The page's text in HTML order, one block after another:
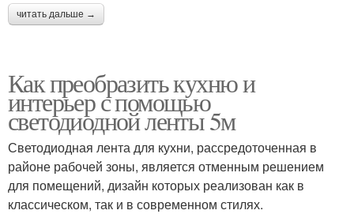
читать дальше →
Как преобразить кухню и
интерьер с помощью
светодиодной ленты 5м
Светодиодная лента для кухни, рассредоточенная в
районе рабочей зоны, является отменным решением
для помещений, дизайн которых реализован как в
классическом, так и в современном стилях.